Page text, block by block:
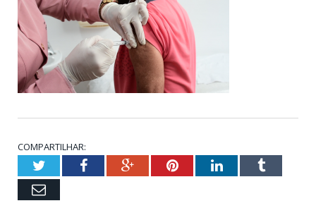
COMPARTILHAR:
TwitterFacebookGoogle+PinterestLinkedInTumblr
Email